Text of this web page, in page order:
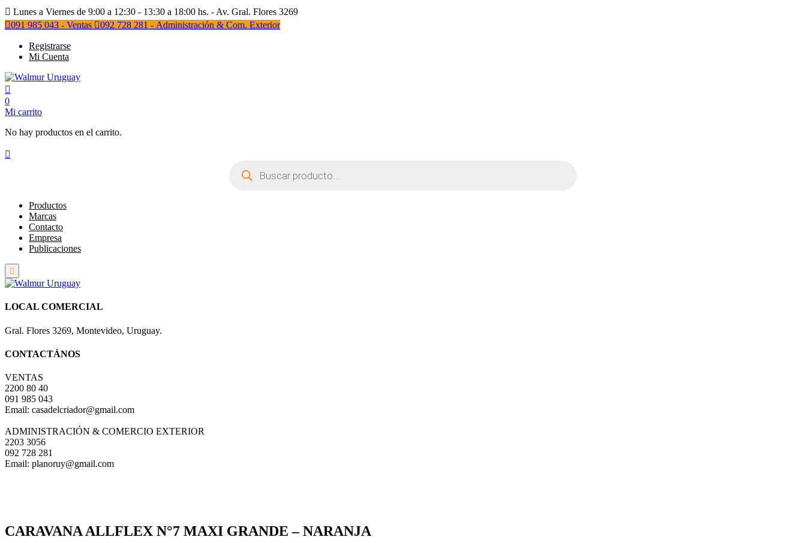
Lunes a Viernes de 9:00 a 12:30 - 13:30 a 18:00 hs. - Av. Gral. Flores 3269
091 985 043 - Ventas
092 728 281 - Administración & Com. Exterior
Registrarse
Mi Cuenta
0
Mi carrito
No hay productos en el carrito.
productos
Productos
Marcas
Contacto
Empresa
Publicaciones
LOCAL COMERCIAL
Gral. Flores 3269, Montevideo, Uruguay.
CONTACTÁNOS
VENTAS
2200 80 40
091 985 043
Email: casadelcriador@gmail.com
ADMINISTRACIÓN & COMERCIO EXTERIOR
2203 3056
092 728 281
Email: planoruy@gmail.com
CARAVANA ALLFLEX N°7 MAXI GRANDE – NARANJA